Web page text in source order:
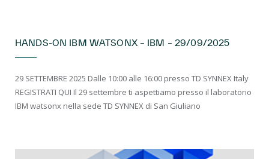
HANDS-ON IBM WATSONX – IBM – 29/09/2025
29 SETTEMBRE 2025 Dalle 10:00 alle 16:00 presso TD SYNNEX Italy
REGISTRATI QUI Il 29 settembre ti aspettiamo presso il laboratorio
IBM watsonx nella sede TD SYNNEX di San Giuliano